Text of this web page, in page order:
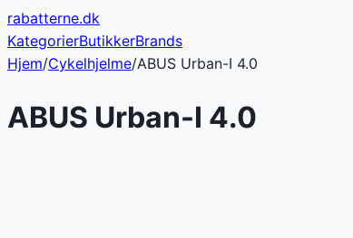
rabatterne.dk
KategorierButikkerBrands
Hjem/Cykelhjelme/ABUS Urban-I 4.0
ABUS Urban-I 4.0